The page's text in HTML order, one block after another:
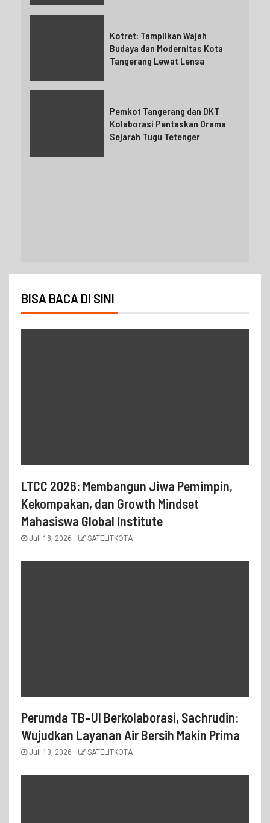
Kotret: Tampilkan Wajah
Budaya dan Modernitas Kota
Tangerang Lewat Lensa
Pemkot Tangerang dan DKT
Kolaborasi Pentaskan Drama
Sejarah Tugu Tetenger
BISA BACA DI SINI
LTCC 2026: Membangun Jiwa Pemimpin,
Kekompakan, dan Growth Mindset
Mahasiswa Global Institute
Juli 18, 2026 SATELITKOTA
Perumda TB–UI Berkolaborasi, Sachrudin:
Wujudkan Layanan Air Bersih Makin Prima
Juli 13, 2026 SATELITKOTA